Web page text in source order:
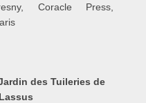
Coracle Press,
des Tuileries de